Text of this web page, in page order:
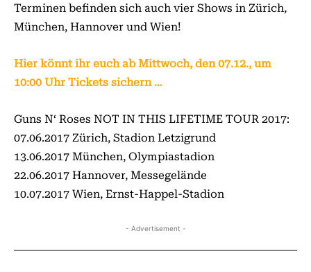
Terminen befinden sich auch vier Shows in Zürich,
München, Hannover und Wien!
Hier könnt ihr euch ab Mittwoch, den 07.12., um
10:00 Uhr Tickets sichern …
Guns N‘ Roses NOT IN THIS LIFETIME TOUR 2017:
07.06.2017 Zürich, Stadion Letzigrund
13.06.2017 München, Olympiastadion
22.06.2017 Hannover, Messegelände
10.07.2017 Wien, Ernst-Happel-Stadion
- Advertisement -